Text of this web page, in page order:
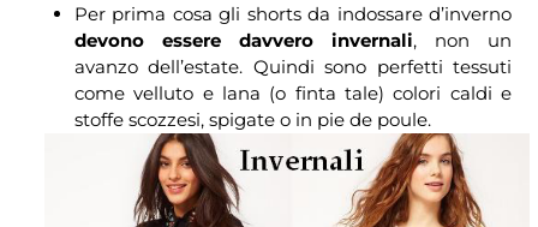
Per prima cosa gli shorts da indossare d’inverno
devono essere davvero invernali, non un
avanzo dell’estate. Quindi sono perfetti tessuti
come velluto e lana (o finta tale) colori caldi e
stoffe scozzesi, spigate o in pie de poule.